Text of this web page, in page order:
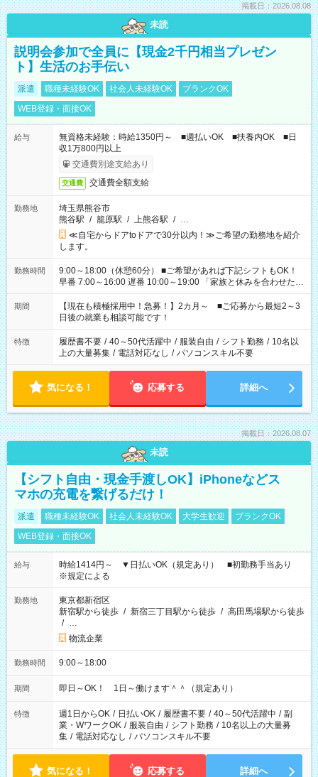
掲載日：2026.08.08
未読
説明会参加で全員に【現金2千円相当プレゼン
ト】生活のお手伝い
派遣 職種未経験OK 社会人未経験OK
ブランクOK
WEB登録・面接OK
給与
無資格未経験：時給1350円～ ■週払いOK ■扶養内OK ■日
収1万800円以上
交通費別途支給あり
交通費 交通費全額支給
勤務地
埼玉県熊谷市
熊谷駅 / 籠原駅 / 上熊谷駅 / …
≪自宅からドアtoドアで30分以内！≫ご希望の勤務地を紹介
します。
勤務時間
9:00～18:00（休憩60分） ■ご希望があれば下記シフトもOK！
早番 7:00～16:00 遅番 10:00～19:00 「家族と休みを合わせた
い」 「余裕を持って夕飯の準備がしたい」 「できれば残業はし
たくない」 など、ご希望を教えてくださいね。 ※Wワーク希望
の方へ 今ご覧のお仕事で希望する勤務時間と、もう1つのお仕事
の勤務時間。 合計で週40時間を超える場合は応募できません。
期間
【現在も積極採用中！急募！】2カ月～ ■ご応募から最短2～3
日後の就業も相談可能です！
特徴 履歴書不要 / 40～50代活躍中 / 服装自由 / シフト勤務 / 10名以
上の大量募集 / 電話対応なし / パソコンスキル不要
気になる！ 応募する 詳細へ
掲載日：2026.08.07
未読
【シフト自由・現金手渡しOK】iPhoneなどス
マホの充電を繋げるだけ！
派遣 職種未経験OK 社会人未経験OK 大学生歓迎
ブランクOK
WEB登録・面接OK
給与
時給1414円～ ▼日払いOK（規定あり） ■初勤務手当あり
※規定による
勤務地
東京都新宿区
新宿駅から徒歩 / 新宿三丁目駅から徒歩 / 高田馬場駅から徒歩
/ …
物流企業
勤務時間 9:00～18:00
期間 即日～OK！ 1日～働けます＾＾（規定あり）
特徴 週1日からOK / 日払いOK / 履歴書不要 / 40～50代活躍中 / 副
業・WワークOK / 服装自由 / シフト勤務 / 10名以上の大量募
集 / 電話対応なし / パソコンスキル不要
気になる！ 応募する 詳細へ